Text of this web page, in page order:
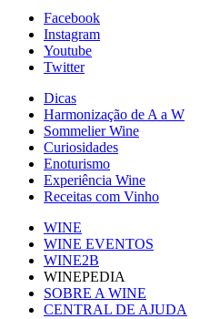
Facebook
Instagram
Youtube
Twitter
Dicas
Harmonização de A a W
Sommelier Wine
Curiosidades
Enoturismo
Experiência Wine
Receitas com Vinho
WINE
WINE EVENTOS
WINE2B
WINEPEDIA
SOBRE A WINE
CENTRAL DE AJUDA